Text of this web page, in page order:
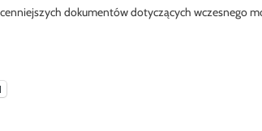
dokumentów dotyczących wczesnego